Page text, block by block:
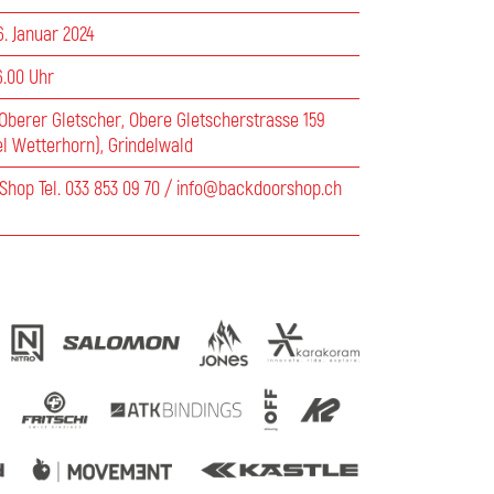
Januar 2024
Uhr
Gletscher, Obere Gletscherstrasse 159
Wetterhorn), Grindelwald
Tel. 033 853 09 70 / info@backdoorshop.ch